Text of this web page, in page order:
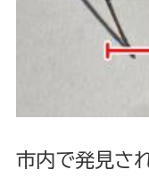
市内で発見さ